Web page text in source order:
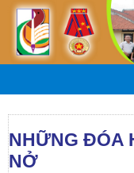
NHỮNG ĐÓA
NỞ